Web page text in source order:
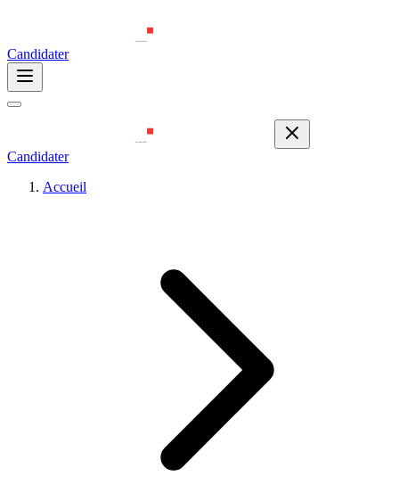
Candidater
Candidater
Accueil